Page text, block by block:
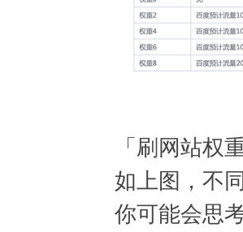
「刷网站权
如上图，不
你可能会思